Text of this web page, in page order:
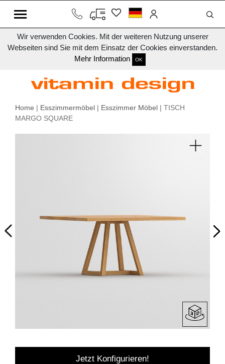
Wir verwenden Cookies. Mit der weiteren Nutzung unserer
Webseiten sind Sie mit dem Einsatz der Cookies einverstanden.
Mehr Information
OK
Home | Esszimmermöbel | Esszimmer Möbel | TISCH
MARGO SQUARE
Jetzt Konfigurieren!